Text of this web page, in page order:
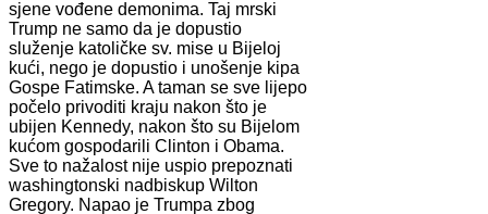
sjene vođene demonima. Taj mrski
Trump ne samo da je dopustio
služenje katoličke sv. mise u Bijeloj
kući, nego je dopustio i unošenje kipa
Gospe Fatimske. A taman se sve lijepo
počelo privoditi kraju nakon što je
ubijen Kennedy, nakon što su Bijelom
kućom gospodarili Clinton i Obama.
Sve to nažalost nije uspio prepoznati
washingtonski nadbiskup Wilton
Gregory. Napao je Trumpa zbog